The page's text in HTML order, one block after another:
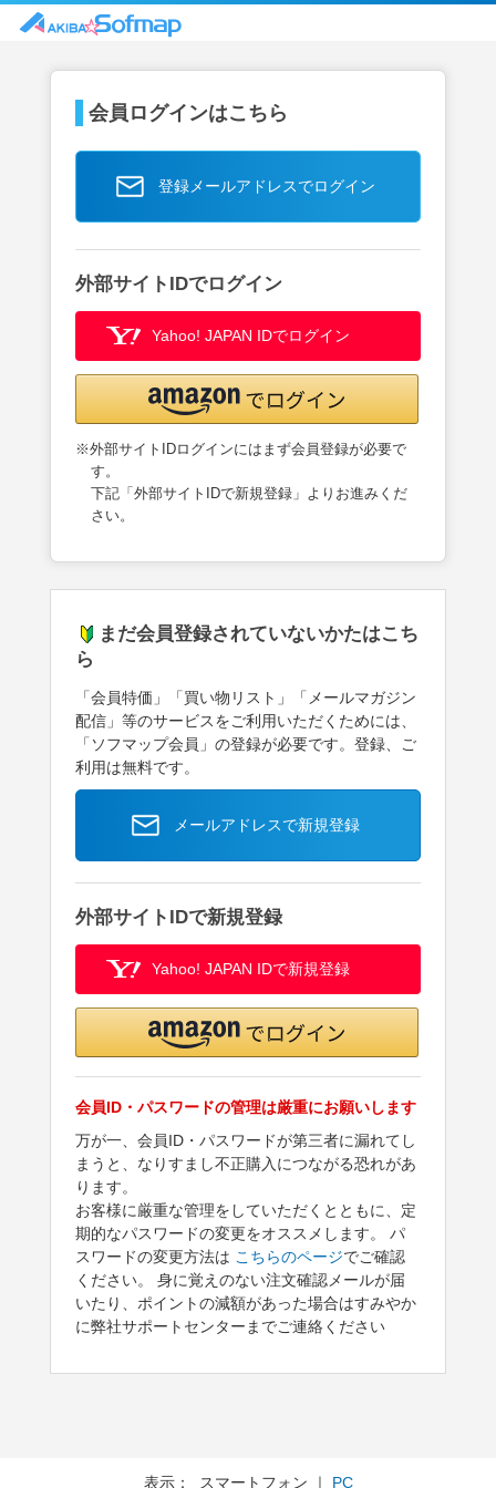
会員ログインはこちら
登録メールアドレスでログイン
外部サイトIDでログイン
Yahoo! JAPAN IDでログイン
※外部サイトIDログインにはまず会員登録が必要で
す。
下記「外部サイトIDで新規登録」よりお進みくだ
さい。
まだ会員登録されていないかたはこち
ら
「会員特価」「買い物リスト」「メールマガジン
配信」等のサービスをご利用いただくためには、
「ソフマップ会員」の登録が必要です。登録、ご
利用は無料です。
メールアドレスで新規登録
外部サイトIDで新規登録
Yahoo! JAPAN IDで新規登録
会員ID・パスワードの管理は厳重にお願いします
万が一、会員ID・パスワードが第三者に漏れてし
まうと、なりすまし不正購入につながる恐れがあ
ります。
お客様に厳重な管理をしていただくとともに、定
期的なパスワードの変更をオススメします。 パ
スワードの変更方法は こちらのページでご確認
ください。 身に覚えのない注文確認メールが届
いたり、ポイントの減額があった場合はすみやか
に弊社サポートセンターまでご連絡ください
表示： スマートフォン ｜ PC